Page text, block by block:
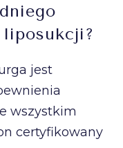
jest
wszystkim
certyfikowany